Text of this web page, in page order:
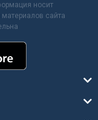
носит
сайта